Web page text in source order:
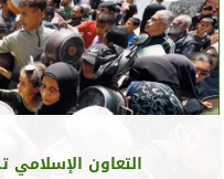
التعاون